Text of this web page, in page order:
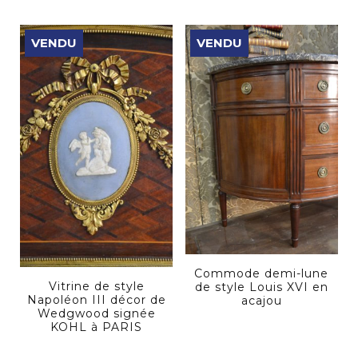
VENDU
Vitrine de style
Napoléon III décor de
Wedgwood signée
KOHL à PARIS
VENDU
Commode demi-lune
de style Louis XVI en
acajou